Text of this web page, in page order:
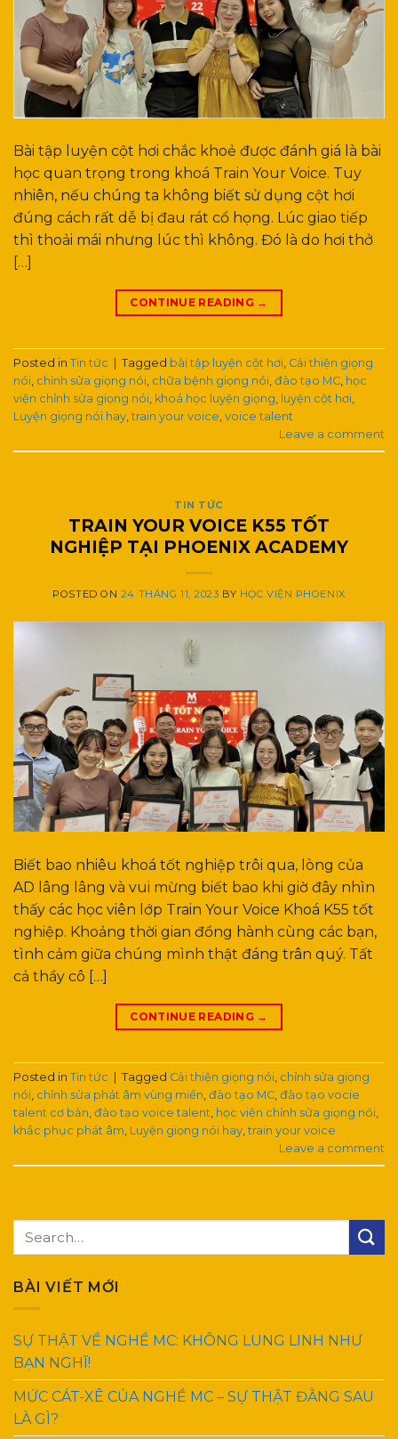
Bài tập luyện cột hơi chắc khoẻ được đánh giá là bài
học quan trọng trong khoá Train Your Voice. Tuy
nhiên, nếu chúng ta không biết sử dụng cột hơi
đúng cách rất dễ bị đau rát cổ họng. Lúc giao tiếp
thì thoải mái nhưng lúc thì không. Đó là do hơi thở
[…]
CONTINUE READING →
Posted in Tin tức Tagged bài tập luyện cột hơi, Cải thiện giọng
nói, chỉnh sửa giọng nói, chữa bệnh giọng nói, đào tạo MC, học
viện chỉnh sửa giọng nói, khoá học luyện giọng, luyện cột hơi,
Luyện giọng nói hay,train your voice, voice talent
Leave a comment
TIN TỨC
TRAIN YOUR VOICE K55 TỐT
NGHIỆP TẠI PHOENIX ACADEMY
POSTED ON 24 THÁNG 11, 2023 BY HỌC VIỆN PHOENIX
Biết bao nhiêu khoá tốt nghiệp trôi qua, lòng của
AD lâng lâng và vui mừng biết bao khi giờ đây nhìn
thấy các học viên lớp Train Your Voice Khoá K55 tốt
nghiệp. Khoảng thời gian đồng hành cùng các bạn,
tình cảm giữa chúng mình thật đáng trân quý. Tất
cả thầy cô […]
CONTINUE READING →
Posted in Tin tức Tagged Cải thiện giọng nói, chỉnh sửa giọng
nói, chỉnh sửa phát âm vùng miền, đào tạo MC, đào tạo vocie
talent cơ bản, đào tạo voice talent, học viện chỉnh sửa giọng nói,
khắc phục phát âm, Luyện giọng nói hay,train your voice
Leave a comment
BÀI VIẾT MỚI
SỰ THẬT VỀ NGHỀ MC: KHÔNG LUNG LINH NHƯ
BẠN NGHĨ!
MỨC CÁT-XÊ CỦA NGHỀ MC – SỰ THẬT ĐẰNG SAU
LÀ GÌ?